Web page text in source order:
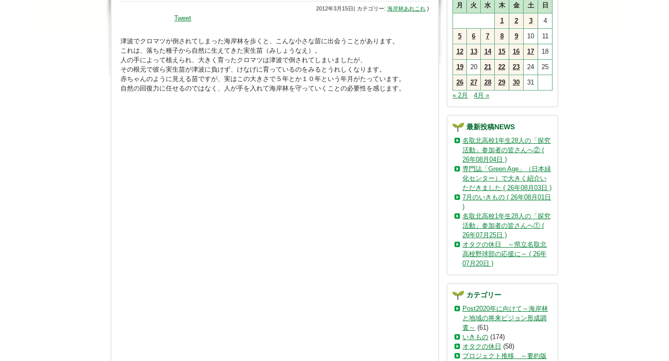
2012年3月15日( カテゴリー: 海岸林あれこれ )
Tweet
津波でクロマツが倒されてしまった海岸林を歩くと、こんな小さな苗に出会うことがあります。
これは、落ちた種子から自然に生えてきた実生苗（みしょうなえ）。
人の手によって植えられ、大きく育ったクロマツは津波で倒されてしまいましたが、
その根元で彼ら実生苗が津波に負けず、けなげに育っているのをみるとうれしくなります。
赤ちゃんのように見える苗ですが、実はこの大きさで５年とか１０年という年月がたっています。
自然の回復力に任せるのではなく、人が手を入れて海岸林を守っていくことの必要性を感じます。
月 火 水 木 金 土 日
1 2 3 4
5 6 7 8 9 10 11
12 13 14 15 16 17 18
19 20 21 22 23 24 25
26 27 28 29 30
31
« 2月
4月 »
最新投稿NEWS
名取北高校1年生28人の「探究
活動」参加者の皆さんへ② (
26年08月04日 )
専門誌「Green Age」（日本緑
化センター）で大きく紹介い
ただきました ( 26年08月03日 )
7月のいきもの ( 26年08月01日
)
名取北高校1年生28人の「探究
活動」参加者の皆さんへ① (
26年07月25日 )
オタクの休日 ～県立名取北
高校野球部の応援に～ ( 26年
07月20日 )
カテゴリー
Post2020年に向けて～海岸林
と地域の将来ビジョン形成調
査～ (61)
いきもの (174)
オタクの休日 (58)
プロジェクト推移 ～要約版